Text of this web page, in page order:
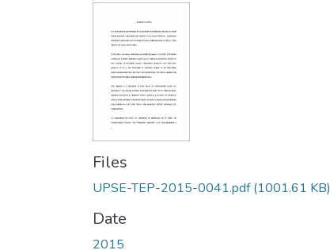
Files
UPSE-TEP-2015-0041.pdf(1001.61 KB)
Date
2015